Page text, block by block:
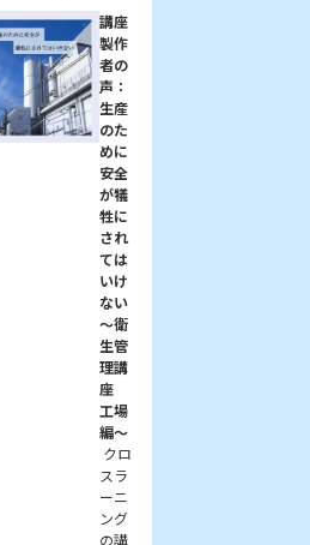
講座
製作
者の
声：
生産
のた
めに
安全
が犠
牲に
され
ては
いけ
ない
～衛
生管
理講
座
工場
編～
クロ
スラ
ーニ
ング
の講